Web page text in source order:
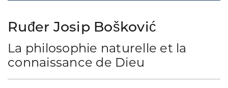
Ruđer Josip Bošković
La philosophie naturelle et la
connaissance de Dieu